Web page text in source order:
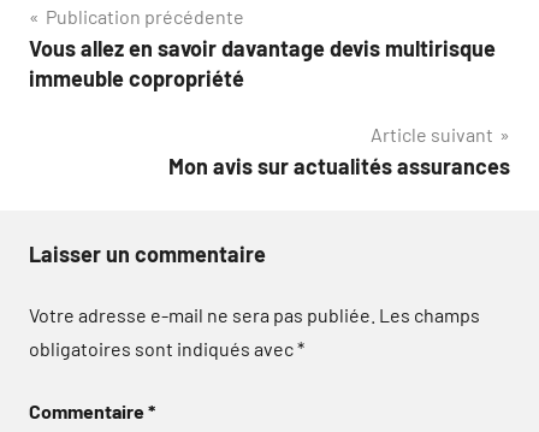
Navigation
de
Publication précédente
Vous allez en savoir davantage devis multirisque
immeuble copropriété
Article suivant
Mon avis sur actualités assurances
Laisser un commentaire
Votre adresse e-mail ne sera pas publiée. Les champs
obligatoires sont indiqués avec*
Commentaire*